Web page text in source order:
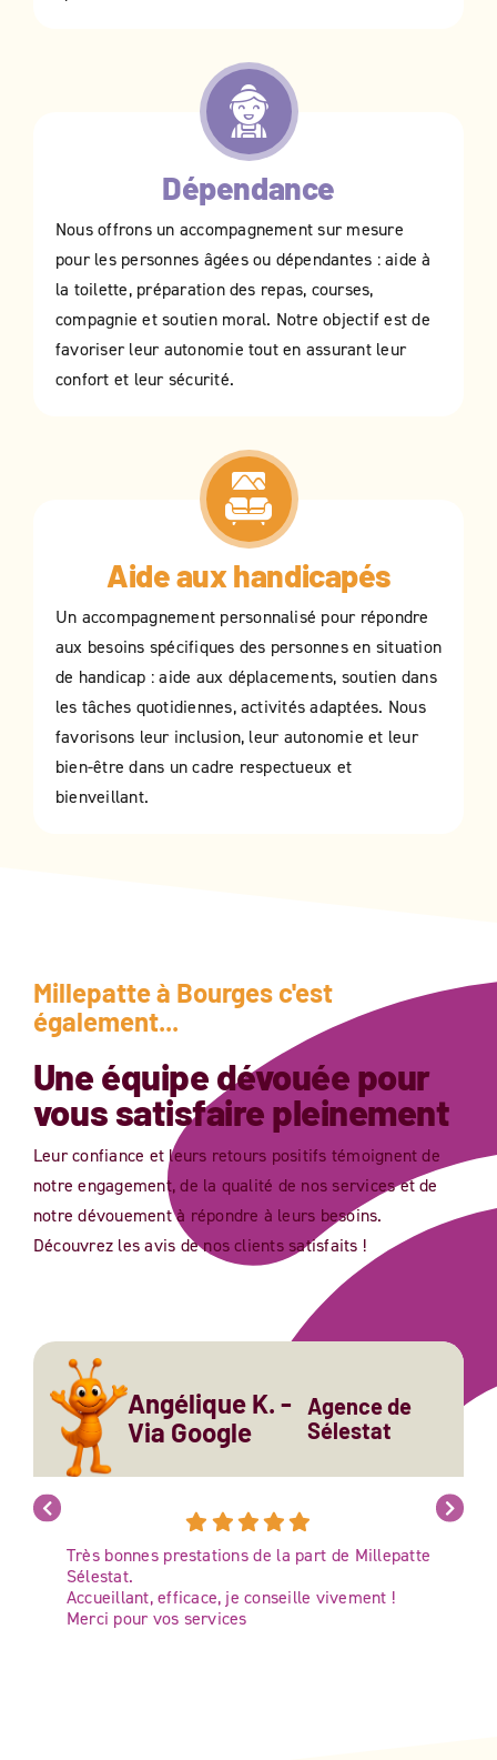
Dépendance
Nous offrons un accompagnement sur mesure
pour les personnes âgées ou dépendantes : aide à
la toilette, préparation des repas, courses,
compagnie et soutien moral. Notre objectif est de
favoriser leur autonomie tout en assurant leur
confort et leur sécurité.
Aide aux handicapés
Un accompagnement personnalisé pour répondre
aux besoins spécifiques des personnes en situation
de handicap : aide aux déplacements, soutien dans
les tâches quotidiennes, activités adaptées. Nous
favorisons leur inclusion, leur autonomie et leur
bien-être dans un cadre respectueux et
bienveillant.
Millepatte à Bourgesc'est
également...
Une équipe dévouée pour
vous satisfaire pleinement
Leur confiance et leurs retours positifs témoignent de
notre engagement, de la qualité de nos services et de
notre dévouement à répondre à leurs besoins.
Découvrez les avis de nos clients satisfaits !
Angélique K. -
Via Google
Agence de
Sélestat
Très bonnes prestations de la part de Millepatte
Sélestat.
Accueillant, efficace, je conseille vivement !
Merci pour vos services